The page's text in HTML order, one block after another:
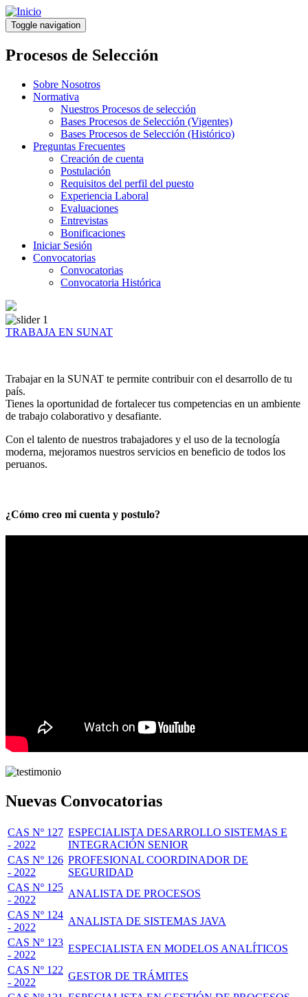
Pasar
al
contenido
principal
Toggle navigation
Procesos de Selección
Sobre Nosotros
Normativa
Nuestros Procesos de selección
Bases Procesos de Selección (Vigentes)
Bases Procesos de Selección (Histórico)
Preguntas Frecuentes
Creación de cuenta
Postulación
Requisitos del perfil del puesto
Experiencia Laboral
Evaluaciones
Entrevistas
Bonificaciones
Iniciar Sesión
Convocatorias
Convocatorias
Convocatoria Histórica
TRABAJA EN SUNAT
Trabajar en la SUNAT te permite contribuir con el desarrollo de tu
país.
Tienes la oportunidad de fortalecer tus competencias en un ambiente
de trabajo colaborativo y desafiante.
Con el talento de nuestros trabajadores y el uso de la tecnología
moderna, mejoramos nuestros servicios en beneficio de todos los
peruanos.
¿Cómo creo mi cuenta y postulo?
Nuevas Convocatorias
CAS Nº 127
- 2022
ESPECIALISTA DESARROLLO SISTEMAS E
INTEGRACIÓN SENIOR
CAS Nº 126
- 2022
PROFESIONAL COORDINADOR DE
SEGURIDAD
CAS Nº 125
- 2022
ANALISTA DE PROCESOS
CAS Nº 124
- 2022
ANALISTA DE SISTEMAS JAVA
CAS Nº 123
- 2022
ESPECIALISTA EN MODELOS ANALÍTICOS
CAS Nº 122
- 2022
GESTOR DE TRÁMITES